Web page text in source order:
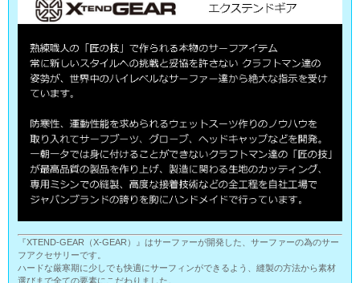
『XTEND-GEAR（X-GEAR）』はサーファーが開発した、サーファーの為のサー
フアクセサリーです。
ハードな厳寒期に少しでも快適にサーフィンができるよう、縫製の方法から素材
選びまで全ての要素にこだわりました。